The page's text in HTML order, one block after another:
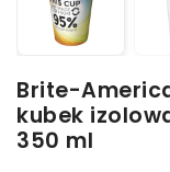
Brite-
kubek
350 ml